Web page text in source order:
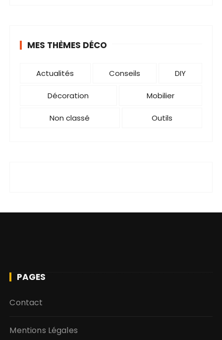
MES THÈMES DÉCO
Actualités Conseils DIY
Décoration Mobilier
Non classé Outils
PAGES
Contact
Mentions Légales